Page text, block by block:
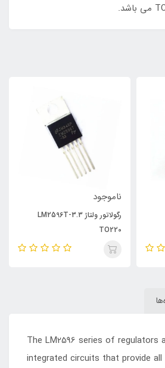
ناموجود
رگولاتور ولتاژ LM2596T-3.3
TO220
The LM2596 series of regulators
integrated circuits that provide